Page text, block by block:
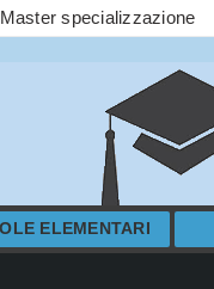
Master specializzazione
ELEMENTARI